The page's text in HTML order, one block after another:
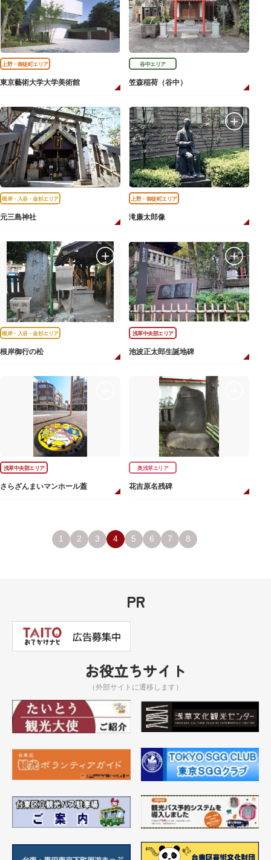
上野・御徒町エリア
東京藝術大学大学美術館
谷中エリア
笠森稲荷（谷中）
根岸・入谷・金杉エリア
元三島神社
上野・御徒町エリア
滝廉太郎像
根岸・入谷・金杉エリア
根岸御行の松
浅草中央部エリア
池波正太郎生誕地碑
浅草中央部エリア
さらざんまいマンホール蓋
奥浅草エリア
花吉原名残碑
1 2 3 4 5 6 7 8
PR
お役立ちサイト
（外部サイトに遷移します）